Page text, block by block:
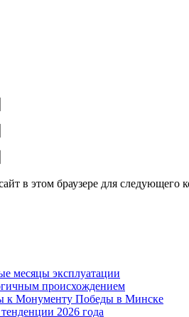
в этом браузере для следующего
месяцы эксплуатации
происхождением
к Монументу Победы в Минске
2026 года